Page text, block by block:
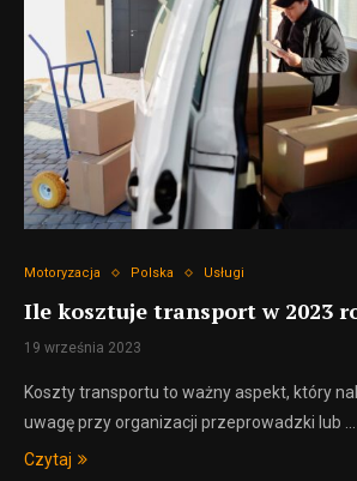
Motoryzacja Polska Usługi
Ile kosztuje transport w 2023
19 września 2023
Koszty transportu to ważny aspekt, który
uwagę przy organizacji przeprowadzki lub …
Czytaj